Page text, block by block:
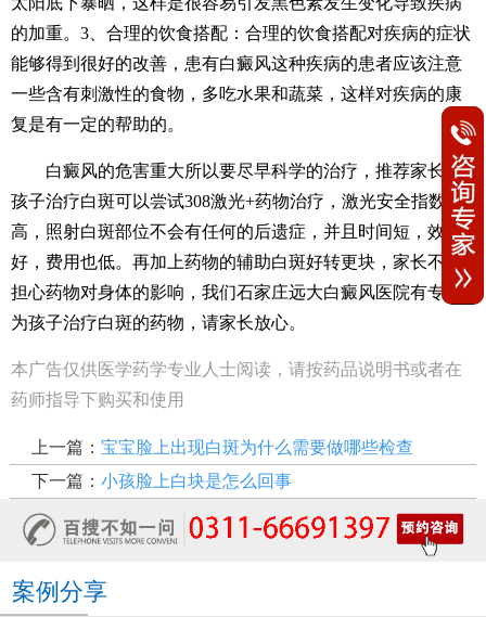
的加重。3、合理的饮食搭配：合理的饮食搭配对疾病的症状
能够得到很好的改善，患有白癜风这种疾病的患者应该注意
一些含有刺激性的食物，多吃水果和蔬菜，这样对疾病的康
复是有一定的帮助的。
白癜风的危害重大所以要尽早科学的治疗，推荐家长给
孩子治疗白斑可以尝试308激光+药物治疗，激光安全指数
高，照射白斑部位不会有任何的后遗症，并且时间短，效果
好，费用也低。再加上药物的辅助白斑好转更块，家长不用
担心药物对身体的影响，我们石家庄远大白癜风医院有专门
为孩子治疗白斑的药物，请家长放心。
本广告仅供医学药学专业人士阅读，请按药品说明书或者在
药师指导下购买和使用
上一篇： 宝宝脸上出现白斑为什么需要做哪些检查
下一篇： 小孩脸上白块是怎么回事
案例分享